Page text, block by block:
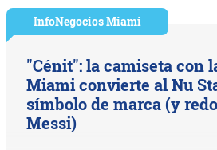
InfoNegocios Miami
"Cénit": la camiseta con
Miami convierte al Nu
símbolo de marca (y
Messi)